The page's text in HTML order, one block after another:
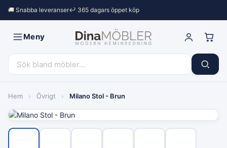
🚚 Snabba leveranser↩︎ 365 dagars öppet köp
Meny
Hem › Övrigt › Milano Stol - Brun